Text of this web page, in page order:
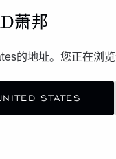
萧邦
的地址。您正在浏
STATES
SCHAAP EN
BOUTIQUE
5611 AS, Eindhoven
040-3039130